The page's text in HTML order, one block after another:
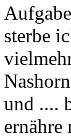
sterbe
und ....